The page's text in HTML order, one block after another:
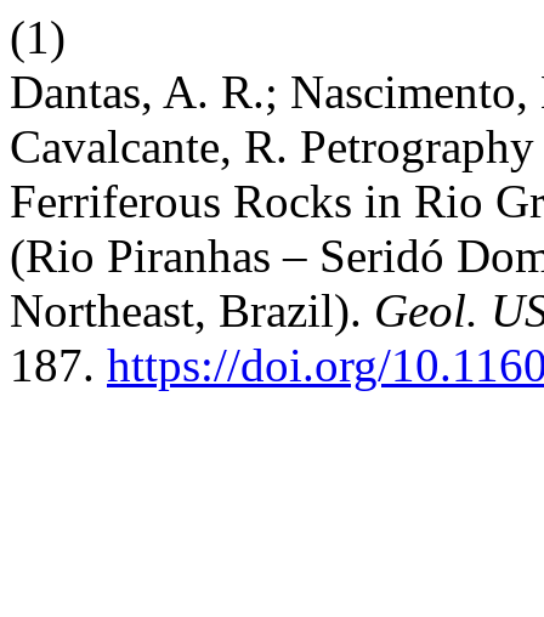
(1)
Dantas, A. R.;
Cavalcante, R.
Ferriferous Rocks in Rio
(Rio Piranhas – Seridó
Northeast, Brazil). Geol.
187. https://doi.org/